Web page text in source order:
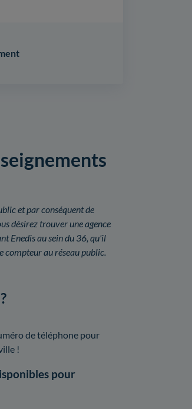
et par conséquent de
désirez trouver une agence
Enedis au sein du 36, qu'il
compteur au réseau public.
de téléphone pour
!
pour